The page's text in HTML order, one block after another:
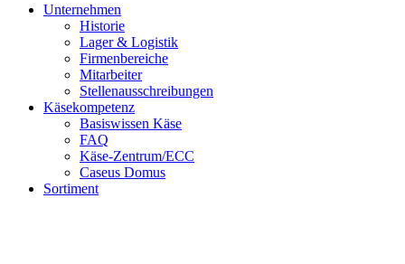
Unternehmen
Historie
Lager & Logistik
Firmenbereiche
Mitarbeiter
Stellenausschreibungen
Käsekompetenz
Basiswissen Käse
FAQ
Käse-Zentrum/ECC
Caseus Domus
Sortiment